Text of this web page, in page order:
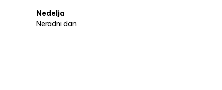
Nedelja
Neradni dan